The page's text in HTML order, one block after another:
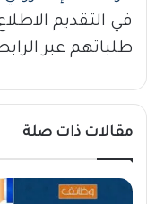
في التقديم
طلباتهم عبر
مقالات ذات صلة